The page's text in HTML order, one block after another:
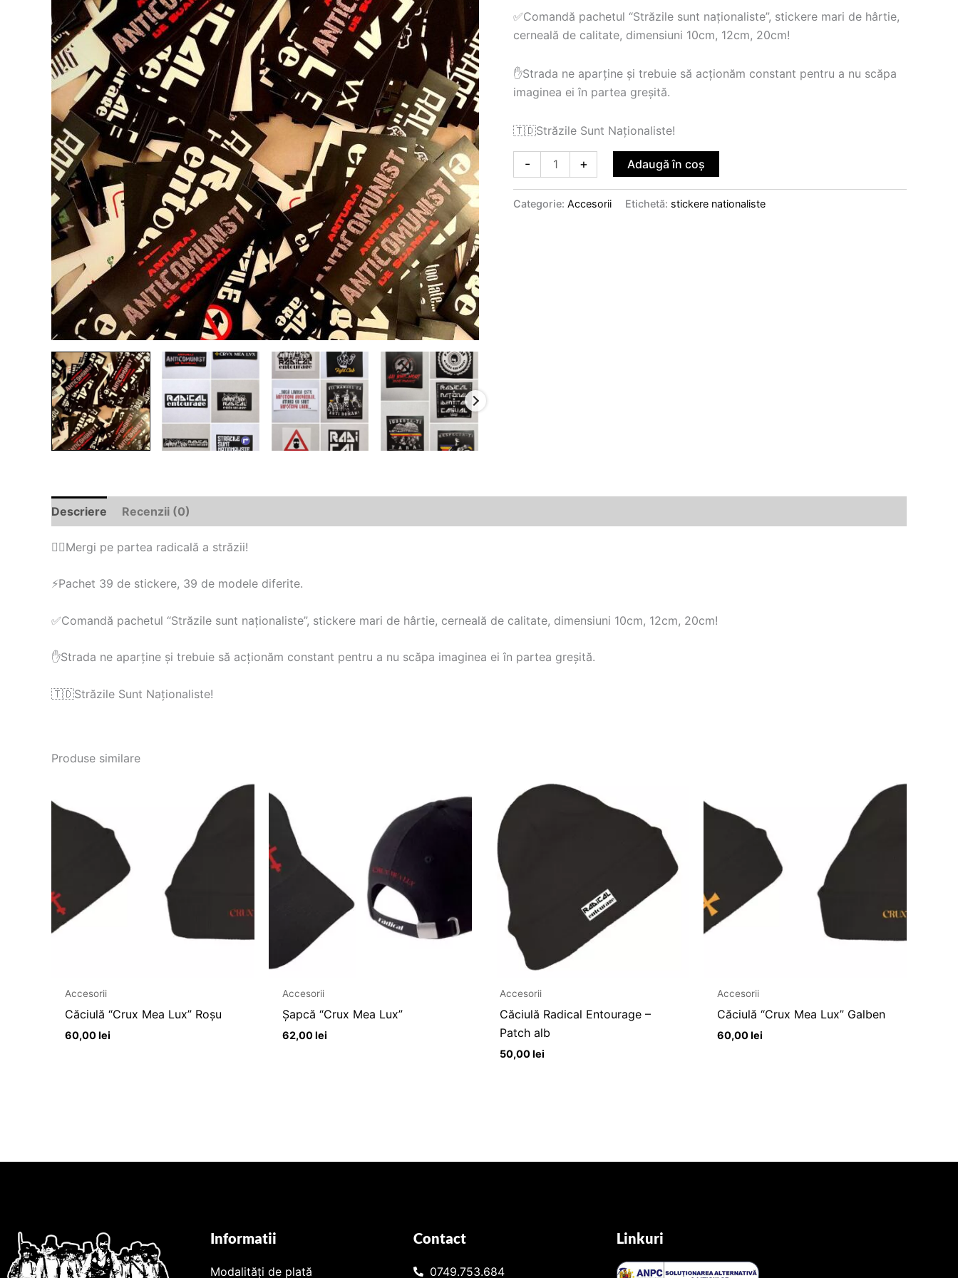
✅Comandă pachetul “Străzile sunt naționaliste”, stickere mari de hârtie,
cerneală de calitate, dimensiuni 10cm, 12cm, 20cm!
✋Strada ne aparține și trebuie să acționăm constant pentru a nu scăpa
imaginea ei în partea greșită.
🇹🇩Străzile Sunt Naționaliste!
- + Adaugă în coș
Categorie: Accesorii Etichetă: stickere nationaliste
Descriere Recenzii (0)
🏴‍☠Mergi pe partea radicală a străzii!
⚡️Pachet 39 de stickere, 39 de modele diferite.
✅Comandă pachetul “Străzile sunt naționaliste”, stickere mari de hârtie, cerneală de calitate, dimensiuni 10cm, 12cm, 20cm!
✋Strada ne aparține și trebuie să acționăm constant pentru a nu scăpa imaginea ei în partea greșită.
🇹🇩Străzile Sunt Naționaliste!
Produse similare
Accesorii
Căciulă “Crux Mea Lux” Roșu
60,00lei
Accesorii
Șapcă “Crux Mea Lux”
62,00lei
Accesorii
Căciulă Radical Entourage –
Patch alb
50,00lei
Accesorii
Căciulă “Crux Mea Lux” Galben
60,00lei
Informatii
Modalități de plată
Contact
0749.753.684
Linkuri